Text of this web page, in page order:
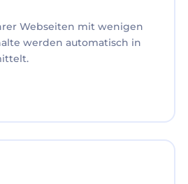
Webseiten mit wenigen
werden automatisch in